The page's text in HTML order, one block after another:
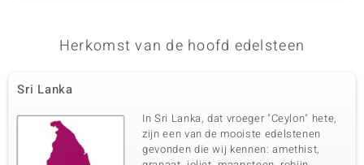
Herkomst van de hoofd edelsteen
Sri Lanka
In Sri Lanka, dat vroeger "Ceylon" hete,
zijn een van de mooiste edelstenen
gevonden die wij kennen: amethist,